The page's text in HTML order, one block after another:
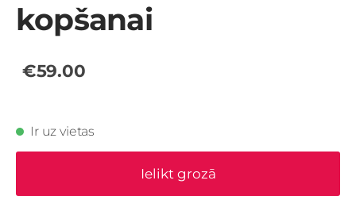
kopšanai
€59.00
Ir uz vietas
Ielikt grozā